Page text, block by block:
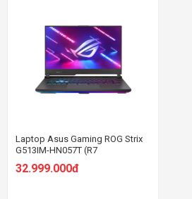
Laptop Asus Gaming ROG Strix
G513IM-HN057T (R7
4800H/16GB RAM/512GB
SSD/15.6 FHD 144hz/RTX3060
32.999.000đ